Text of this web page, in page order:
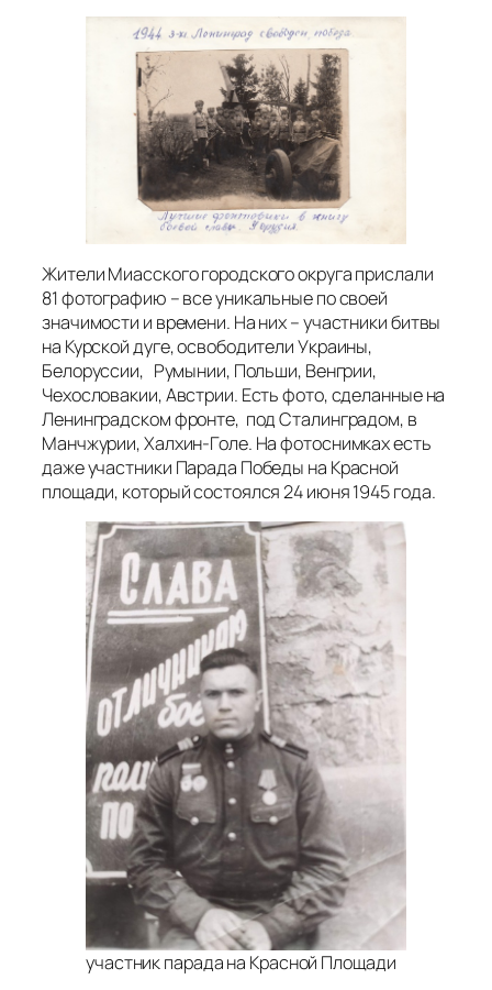
Жители Миасского городского округа прислали
81 фотографию – все уникальные по своей
значимости и времени. На них – участники битвы
на Курской дуге, освободители Украины,
Белоруссии, Румынии, Польши, Венгрии,
Чехословакии, Австрии. Есть фото, сделанные на
Ленинградском фронте, под Сталинградом, в
Манчжурии, Халхин-Голе. На фотоснимках есть
даже участники Парада Победы на Красной
площади, который состоялся 24 июня 1945 года.
участник парада на Красной Площади